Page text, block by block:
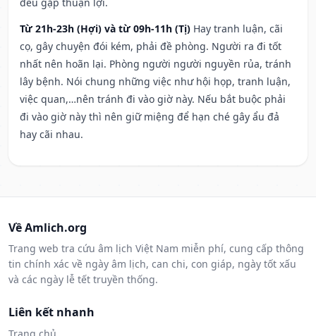
Từ 21h-23h (Hợi) và từ 09h-11h (Tị) Hay tranh luận, cãi
cọ, gây chuyện đói kém, phải đề phòng. Người ra đi tốt
nhất nên hoãn lại. Phòng người người nguyền rủa, tránh
lây bệnh. Nói chung những việc như hội họp, tranh luận,
việc quan,…nên tránh đi vào giờ này. Nếu bắt buộc phải
đi vào giờ này thì nên giữ miệng để hạn ché gây ẩu đả
hay cãi nhau.
Về Amlich.org
Trang web tra cứu âm lịch Việt Nam miễn phí, cung cấp thông
tin chính xác về ngày âm lịch, can chi, con giáp, ngày tốt xấu
và các ngày lễ tết truyền thống.
Liên kết nhanh